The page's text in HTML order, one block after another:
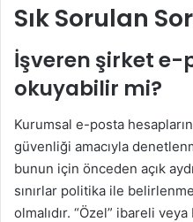
Sık Sorulan
İşveren şirket e-
okuyabilir mi?
Kurumsal e-posta
güvenliği amacıyla
bunun için önceden açık
sınırlar politika ile
olmalıdır. “Özel” ibareli